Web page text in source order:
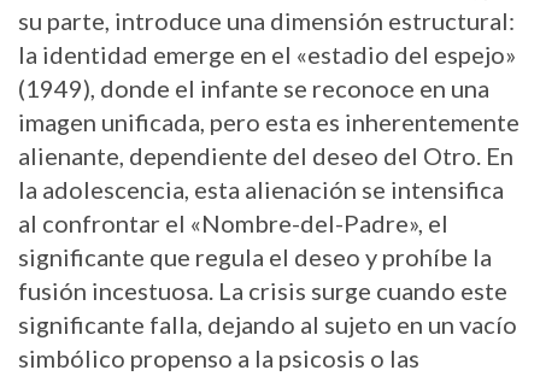
su parte, introduce una dimensión estructural:
la identidad emerge en el «estadio del espejo»
(1949), donde el infante se reconoce en una
imagen unificada, pero esta es inherentemente
alienante, dependiente del deseo del Otro. En
la adolescencia, esta alienación se intensifica
al confrontar el «Nombre-del-Padre», el
significante que regula el deseo y prohíbe la
fusión incestuosa. La crisis surge cuando este
significante falla, dejando al sujeto en un vacío
simbólico propenso a la psicosis o las